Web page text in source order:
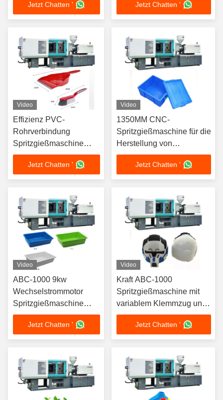
Jetzt Chatten '
Heizleistung
Jetzt Chatten '
Video
Effizienz PVC-
Rohrverbindung
Spritzgießmaschine
250T Klemmkraft 6,5KW
Heizleistung
Jetzt Chatten '
Video
1350MM CNC-
Spritzgießmaschine für die
Herstellung von
Präzisionsteilen
Jetzt Chatten '
Video
ABC-1000 9kw
Wechselstrommotor
Spritzgießmaschine
Energieeinsparung
13,6kw Heizleistung
Jetzt Chatten '
Video
Kraft ABC-1000
Spritzgießmaschine mit
variablem Klemmzug und
270 L Ölbehälterkapazität
Jetzt Chatten '